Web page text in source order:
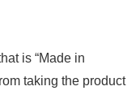
is “Made in
taking the product